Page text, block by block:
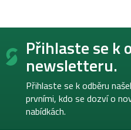
Z
Přihlaste se k
newsletteru.
Přihlaste se k odběru
prvními, kdo se dozví o
nabídkách.